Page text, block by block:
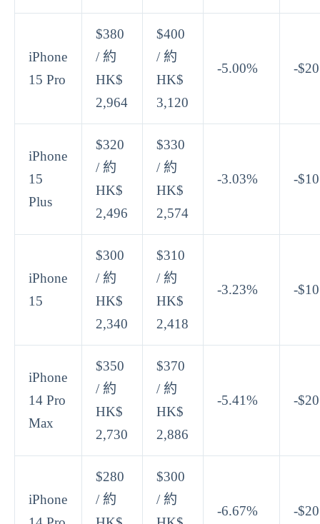
iPhone
15 Pro
$380
/ 約
HK$
2,964
$400
/ 約
HK$
3,120
-5.00% -$20
iPhone
15
Plus
$320
/ 約
HK$
2,496
$330
/ 約
HK$
2,574
-3.03% -$10
iPhone
15
$300
/ 約
HK$
2,340
$310
/ 約
HK$
2,418
-3.23% -$10
iPhone
14 Pro
Max
$350
/ 約
HK$
2,730
$370
/ 約
HK$
2,886
-5.41% -$20
iPhone
$280
/ 約
$300
/ 約
-6.67% -$20